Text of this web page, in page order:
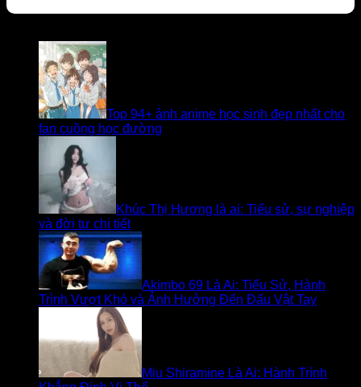
Top 94+ ảnh anime học sinh đẹp nhất cho
fan cuồng học đường
Khúc Thị Hương là ai: Tiểu sử, sự nghiệp
và đời tư chi tiết
Akimbo 69 Là Ai: Tiểu Sử, Hành
Trình Vượt Khó và Ảnh Hưởng Đến Đấu Vật Tay
Miu Shiramine Là Ai: Hành Trình